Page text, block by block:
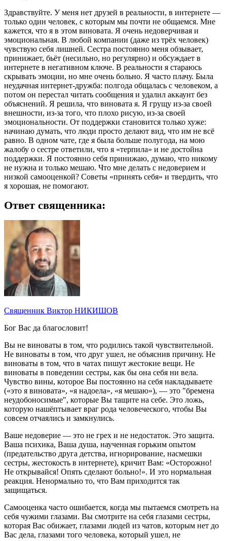
Здравствуйте. У меня нет друзей в реальности, в интернете —
только один человек, с которым мы почти не общаемся. Мне
кажется, что я в этом виновата. Я очень недоверчивая и
эмоциональная. В любой компании (даже из трёх человек)
чувствую себя лишней. Сестра постоянно меня обзывает,
принижает, бьёт (несильно, но регулярно) и обсуждает в
интернете в негативном ключе. В реальности я стараюсь
скрывать эмоции, но мне очень больно. Я часто плачу. Была
неудачная интернет-дружба: полгода общалась с человеком, а
потом он перестал читать сообщения и удалил аккаунт без
объяснений. Я решила, что виновата я. Я грущу из-за своей
внешности, из-за того, что плохо рисую, из-за своей
эмоциональности. От поддержки становится только хуже:
начинаю думать, что люди просто делают вид, что им не всё
равно. В одном чате, где я была больше полугода, на мою
жалобу о сестре ответили, что я «терпила» и не достойна
поддержки. Я постоянно себя принижаю, думаю, что никому
не нужна и только мешаю. Что мне делать с недоверием и
низкой самооценкой? Советы «принять себя» и твердить, что
я хорошая, не помогают.
Ответ священника:
Священник Виктор НИКИШОВ
Бог Вас да благословит!
Вы не виноваты в том, что родились такой чувствительной.
Не виноваты в том, что друг ушел, не объяснив причину. Не
виноваты в том, что в чатах пишут жестокие вещи. Не
виноваты в поведении сестры, как бы она себя ни вела.
Чувство вины, которое Вы постоянно на себя накладываете
(«это я виновата», «я надоела», «я мешаю»), — это "бремена
неудобоносимые", которые Вы тащите на себе. Это ложь,
которую нашёптывает враг рода человеческого, чтобы Вы
совсем отчаялись и замкнулись.
Ваше недоверие — это не грех и не недостаток. Это защита.
Ваша психика, Ваша душа, наученная горьким опытом
(предательство друга детства, игнорирование, насмешки
сестры, жестокость в интернете), кричит Вам: «Осторожно!
Не открывайся! Опять сделают больно!». И это нормальная
реакция. Ненормально то, что Вам приходится так
защищаться.
Самооценка часто ошибается, когда мы пытаемся смотреть на
себя чужими глазами. Вы смотрите на себя глазами сестры,
которая Вас обижает, глазами людей из чатов, которым нет до
Вас дела, глазами того человека, который ушел, не